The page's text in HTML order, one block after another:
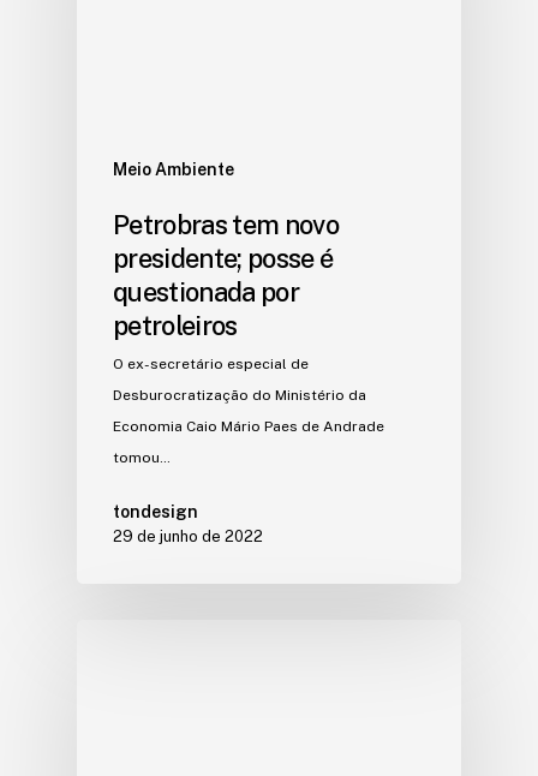
Meio Ambiente
Petrobras tem novo
presidente; posse é
questionada por
petroleiros
O ex-secretário especial de
Desburocratização do Ministério da
Economia Caio Mário Paes de Andrade
tomou…
tondesign
29 de junho de 2022